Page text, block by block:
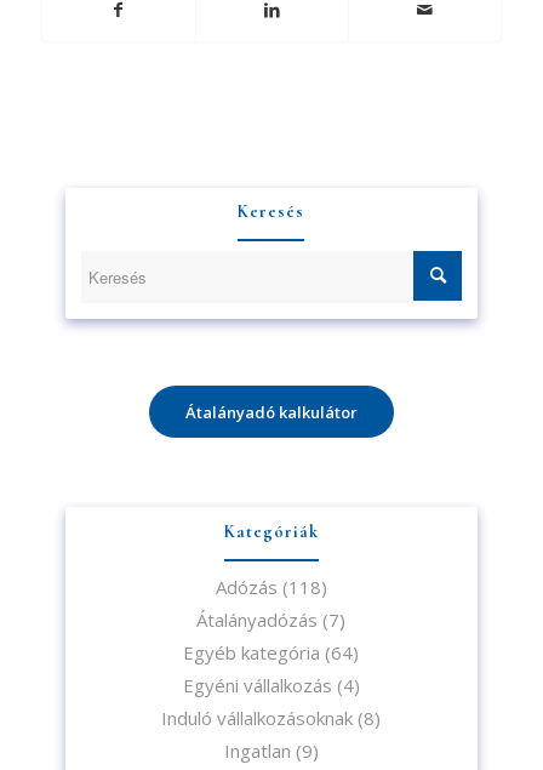
Keresés
Átalányadó kalkulátor
Kategóriák
Adózás (118)
Átalányadózás (7)
Egyéb kategória (64)
Egyéni vállalkozás (4)
Induló vállalkozásoknak (8)
Ingatlan (9)